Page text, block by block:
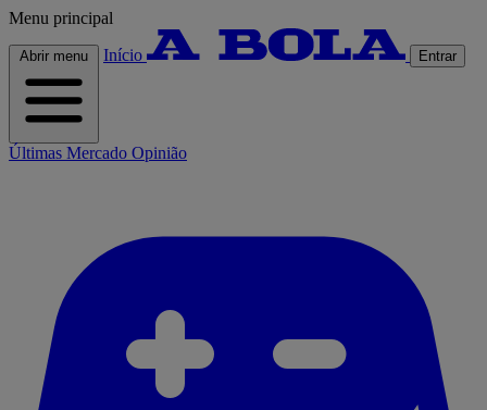
Menu principal
Abrir menu Início Entrar
Últimas Mercado Opinião